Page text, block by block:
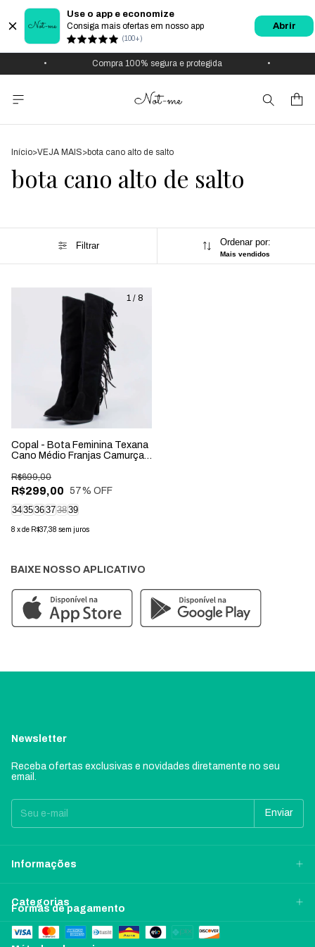
Use o app e economize
Consiga mais ofertas em nosso app
(100+)
Abrir
Compra 100% segura e protegida
Início>VEJA MAIS>bota cano alto de salto
bota cano alto de salto
Filtrar Ordenar por:
Mais vendidos
1 / 8
Copal - Bota Feminina Texana
Cano Médio Franjas Camurça
R$299,00
R$699,00
57% OFF
343536373839
8 xde R$37,38 sem juros
BAIXE NOSSO APLICATIVO
Newsletter
Receba ofertas exclusivas e novidades diretamente no seu
email.
Informações
Categorias
Formas de pagamento